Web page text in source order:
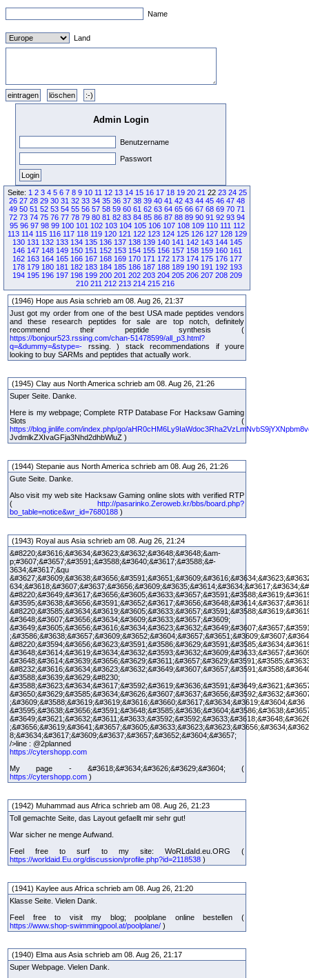
Name
Land
Admin Login
Benutzername
Passwort
Seite: 1 2 3 4 5 6 7 8 9 10 11 12 13 14 15 16 17 18 19 20 21 22 23 24 25
26 27 28 29 30 31 32 33 34 35 36 37 38 39 40 41 42 43 44 45 46 47 48
49 50 51 52 53 54 55 56 57 58 59 60 61 62 63 64 65 66 67 68 69 70 71
72 73 74 75 76 77 78 79 80 81 82 83 84 85 86 87 88 89 90 91 92 93 94
95 96 97 98 99 100 101 102 103 104 105 106 107 108 109 110 111 112
113 114 115 116 117 118 119 120 121 122 123 124 125 126 127 128 129
130 131 132 133 134 135 136 137 138 139 140 141 142 143 144 145
146 147 148 149 150 151 152 153 154 155 156 157 158 159 160 161
162 163 164 165 166 167 168 169 170 171 172 173 174 175 176 177
178 179 180 181 182 183 184 185 186 187 188 189 190 191 192 193
194 195 196 197 198 199 200 201 202 203 204 205 206 207 208 209
210 211 212 213 214 215 216
(1946) Hope aus Asia schrieb am 08. Aug 26, 21:37
Just got my order from one of the best USA made peptides vendors
and these research peptides for sale are top notch, definitely
recommend their peptide synthesis (
https://bonjour523.rssing.com/chan-51478599/all_p3.html?
q=&dummy=&stype=- rssing. ) stack recommendations if youre
looking to buy SARMs and peptides that actually work.
(1945) Clay aus North America schrieb am 08. Aug 26, 21:26
Super Seite. Danke.
Here is my webpage; Complete RTP Database For Hacksaw Gaming
Slots (
https://blog.jinlife.com/index.php/go/
JvdmlkZXIvaGFja3Nhd2dhbWluZ )
(1944) Stepanie aus North America schrieb am 08. Aug 26, 21:26
Gute Seite. Danke.
Also visit my web site Hacksaw Gaming online slots with verified RTP
( http://pasarinko.Zeroweb.kr/bbs/board.php?
bo_table=notice&wr_id=7680188 )
(1943) Royal aus Asia schrieb am 08. Aug 26, 21:24
&#8220;&#3616;&#3634;&#3623;&#3632;&#3648;&#3648;&am-
p;#3607;&#3657;&#3591;&#3588;&#3640;&#3617;&#3588;&#-
3634;&#3617;&qu
&#3648;&#3607;&#3656;&#3634;&#3609;&#3633;&#3657;&#3609;
&#3588;&#3639;&#3629;&#8230;
;&#3609;&#3588;&#3619;&#3619;&#3616;&#3660;&#3617;&#3634;&#3619;&#3604;&#36
8;&#3634;&#3617;&#3609;&#3637;&#3657;&#3652;&#3604;&#3657;
/>line : @2planned
https://cytershopp.com
My page - &#3618;&#3634;&#3626;&#3629;&#3604; (
https://cytershopp.com )
(1942) Muhammad aus Africa schrieb am 08. Aug 26, 21:23
Toll gemachte Seite, das Layout gefaellt mir sehr gut!
War sicher ne menge Aufwand.
Feel free to surf to my site: WoRLdaId.eu.ORG (
https://worldaid.Eu.org/discussion/profile.php?id=2118538 )
(1941) Kaylee aus Africa schrieb am 08. Aug 26, 21:20
Klasse Seite. Vielen Dank.
Feel free to visit my blog; poolplane online bestellen (
https://www.shop-swimmingpool.at/poolplane/ )
(1940) Elma aus Asia schrieb am 08. Aug 26, 21:17
Super Webpage. Vielen Dank.